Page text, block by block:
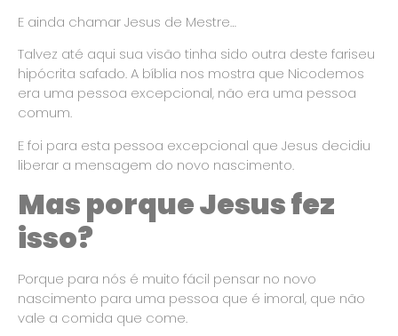
E ainda chamar Jesus de Mestre…
Talvez até aqui sua visão tinha sido outra deste fariseu
hipócrita safado. A bíblia nos mostra que Nicodemos
era uma pessoa excepcional, não era uma pessoa
comum.
E foi para esta pessoa excepcional que Jesus decidiu
liberar a mensagem do novo nascimento.
Mas porque Jesus fez
isso?
Porque para nós é muito fácil pensar no novo
nascimento para uma pessoa que é imoral, que não
vale a comida que come.